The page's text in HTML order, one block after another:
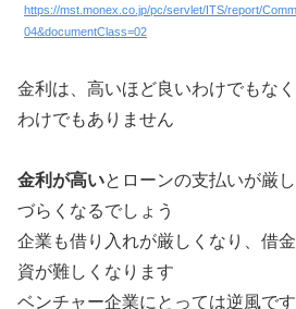
https://mst.monex.co.jp/pc/servlet/ITS/report/
04&documentClass=02
金利は、高いほど良いわけでもな
わけでもありません
金利が高いとローンの支払いが厳
づらくなるでしょう
企業も借り入れが厳しくなり、借
資が難しくなります
ベンチャー企業にとっては逆風です